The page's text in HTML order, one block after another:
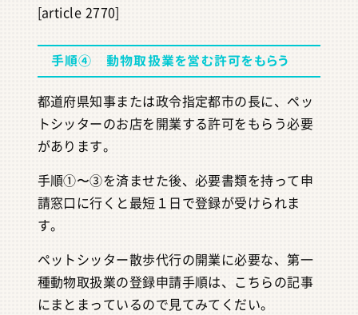
[article 2770]
手順④ 動物取扱業を営む許可をもらう
都道府県知事または政令指定都市の長に、ペッ
トシッターのお店を開業する許可をもらう必要
があります。
手順①〜③を済ませた後、必要書類を持って申
請窓口に行くと最短１日で登録が受けられま
す。
ペットシッター散歩代行の開業に必要な、第一
種動物取扱業の登録申請手順は、こちらの記事
にまとまっているので見てみてくだい。